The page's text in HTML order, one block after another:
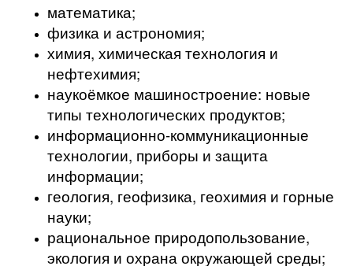
математика;
физика и астрономия;
химия, химическая технология и
нефтехимия;
наукоёмкое машиностроение: новые
типы технологических продуктов;
информационно-коммуникационные
технологии, приборы и защита
информации;
геология, геофизика, геохимия и горные
науки;
рациональное природопользование,
экология и охрана окружающей среды;